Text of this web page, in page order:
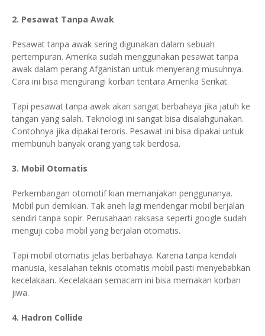
2. Pesawat Tanpa Awak
Pesawat tanpa awak sering digunakan dalam sebuah
pertempuran. Amerika sudah menggunakan pesawat tanpa
awak dalam perang Afganistan untuk menyerang musuhnya.
Cara ini bisa mengurangi korban tentara Amerika Serikat.
Tapi pesawat tanpa awak akan sangat berbahaya jika jatuh ke
tangan yang salah. Teknologi ini sangat bisa disalahgunakan.
Contohnya jika dipakai teroris. Pesawat ini bisa dipakai untuk
membunuh banyak orang yang tak berdosa.
3. Mobil Otomatis
Perkembangan otomotif kian memanjakan penggunanya.
Mobil pun demikian. Tak aneh lagi mendengar mobil berjalan
sendiri tanpa sopir. Perusahaan raksasa seperti google sudah
menguji coba mobil yang berjalan otomatis.
Tapi mobil otomatis jelas berbahaya. Karena tanpa kendali
manusia, kesalahan teknis otomatis mobil pasti menyebabkan
kecelakaan. Kecelakaan semacam ini bisa memakan korban
jiwa.
4. Hadron Collide